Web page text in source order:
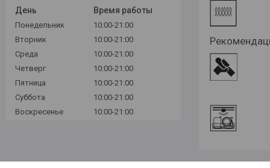
День
Время работы
Понедельник
10:00-21:00
Вторник
10:00-21:00
Среда
10:00-21:00
Четверг
10:00-21:00
Пятница
10:00-21:00
Суббота
10:00-21:00
Воскресенье
10:00-21:00